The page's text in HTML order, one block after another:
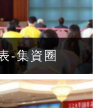
-集資圈